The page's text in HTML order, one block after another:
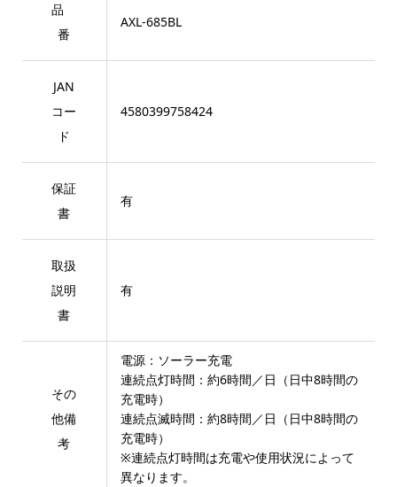
品
番
AXL-685BL
JAN
コー
ド
4580399758424
保証
書
有
取扱
説明
書
有
その
他備
考
電源：ソーラー充電
連続点灯時間：約6時間／日（日中8時間の
充電時）
連続点滅時間：約8時間／日（日中8時間の
充電時）
※連続点灯時間は充電や使用状況によって
異なります。